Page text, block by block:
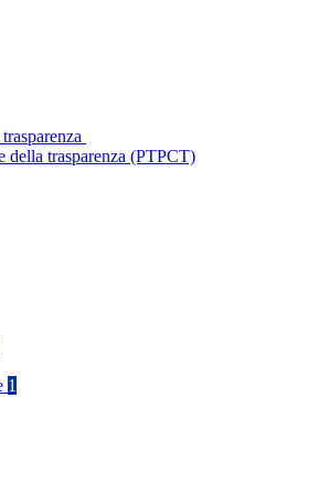
della trasparenza (PTPCT)
1